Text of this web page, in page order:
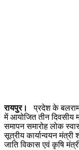
रायपुर।
प्रदेश के
में आयोजित तीन दिवसीय
समापन समारोह लोक
सूत्रीय कार्यान्वयन
जाति विकास एवं कृषि